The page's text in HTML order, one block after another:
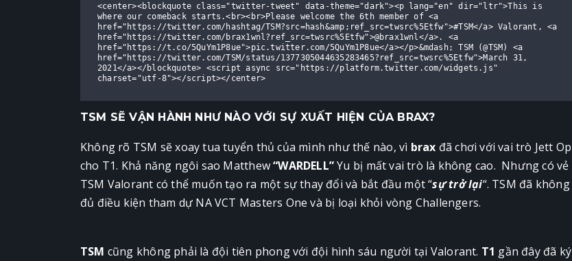
<center><blockquote class="twitter-tweet" data-theme="dark"><p lang="en" dir="ltr">This is
where our comeback starts.<br><br>Please welcome the 6th member of <a
href="https://twitter.com/hashtag/TSM?src=hash&amp;ref_src=twsrc%5Etfw">#TSM</a> Valorant, <a
href="https://twitter.com/brax1wnl?ref_src=twsrc%5Etfw">@brax1wnl</a>. <a
href="https://t.co/5QuYm1P8ue">pic.twitter.com/5QuYm1P8ue</a></p>&mdash; TSM (@TSM) <a
href="https://twitter.com/TSM/status/1377305044635283465?ref_src=twsrc%5Etfw">March 31,
2021</a></blockquote> <script async src="https://platform.twitter.com/widgets.js"
charset="utf-8"></script></center>
TSM SẼ VẬN HÀNH NHƯ NÀO VỚI SỰ XUẤT HIỆN CỦA BRAX?
Không rõ TSM sẽ xoay tua tuyển thủ của mình như thế nào, vì brax đã chơi với vai trò Jett Op
cho T1. Khả năng ngôi sao Matthew“WARDELL”Yu bị mất vai trò là không cao. Nhưng có vẻ
TSM Valorant có thể muốn tạo ra một sự thay đổi và bắt đầu một “sự trở lại“. TSM đã không
đủ điều kiện tham dự NA VCT Masters One và bị loại khỏi vòng Challengers.
TSM cũng không phải là đội tiên phong với đội hình sáu người tại Valorant. T1 gần đây đã ký